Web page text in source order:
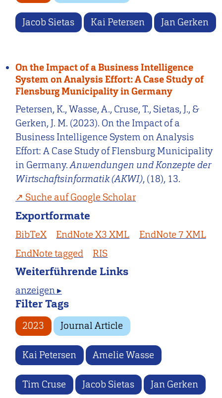
Jacob Sietas Kai Petersen Jan Gerken
On the Impact of a Business Intelligence
System on Analysis Effort: A Case Study of
Flensburg Municipality in Germany
Petersen, K., Wasse, A., Cruse, T., Sietas, J., &
Gerken, J. M. (2023). On the Impact of a
Business Intelligence System on Analysis
Effort: A Case Study of Flensburg Municipality
in Germany.Anwendungen und Konzepte der
Wirtschaftsinformatik (AKWI), (18), 13.
Suche auf Google Scholar
Exportformate
BibTeX EndNote X3 XML
EndNote 7 XML
EndNote tagged
RIS
Weiterführende Links
anzeigen ▸
Filter Tags
2023 Journal Article
Kai Petersen Amelie Wasse
Tim Cruse Jacob Sietas Jan Gerken